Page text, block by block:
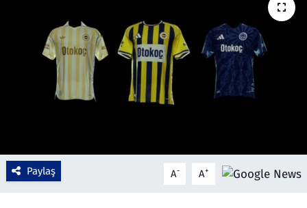
Paylaş A- A+
Çevre & Doğa
Eğitim
Turizm